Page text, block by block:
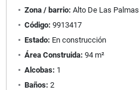
Zona / barrio: Alto De Las Palmas
Código: 9913417
Estado: En construcción
Área Construida: 94 m²
Alcobas: 1
Baños: 2